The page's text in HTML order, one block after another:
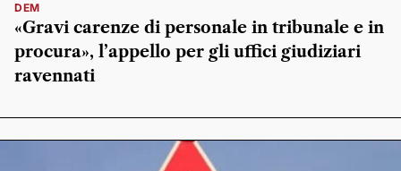
DEM
«Gravi carenze di personale in tribunale e in
procura», l’appello per gli uffici giudiziari
ravennati